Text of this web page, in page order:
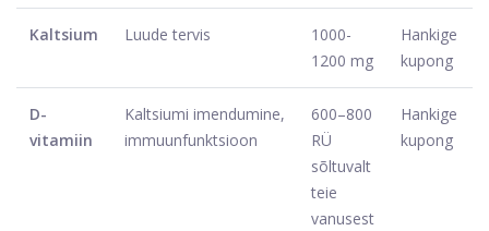
Kaltsium Luude tervis
1000-
1200 mg
Hankige
kupong
D-
vitamiin
Kaltsiumi imendumine,
immuunfunktsioon
600–800
RÜ
sõltuvalt
teie
vanusest
Hankige
kupong